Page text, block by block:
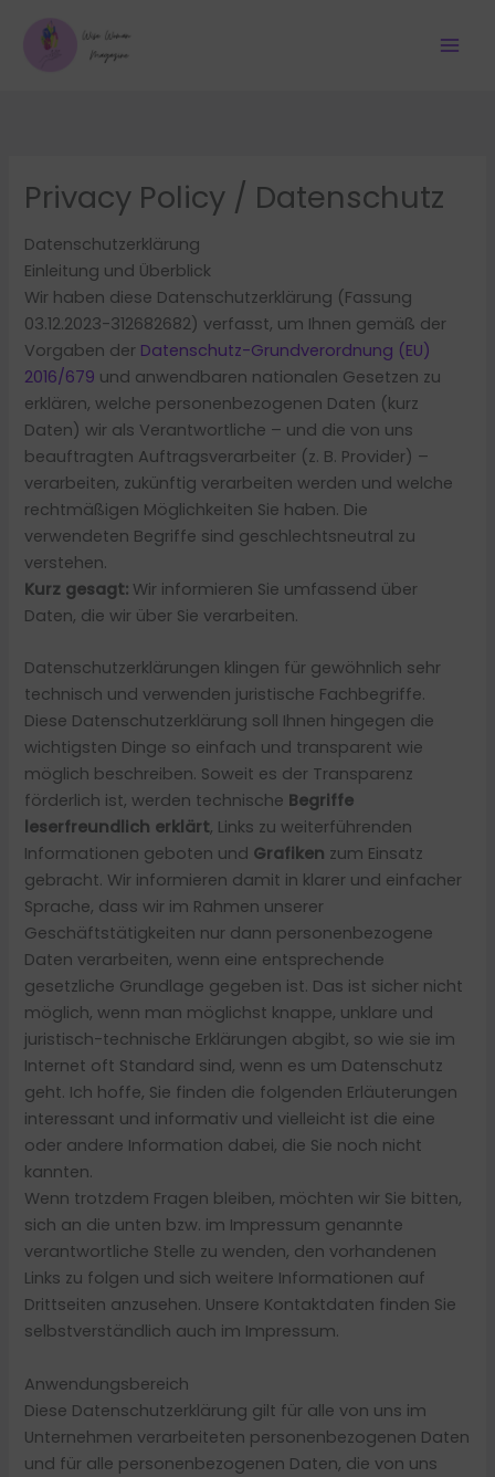
Inhalt
Privacy Policy / Datenschutz
Datenschutzerklärung
Einleitung und Überblick
Wir haben diese Datenschutzerklärung (Fassung
03.12.2023-312682682) verfasst, um Ihnen gemäß der
Vorgaben der Datenschutz-Grundverordnung (EU)
2016/679 und anwendbaren nationalen Gesetzen zu
erklären, welche personenbezogenen Daten (kurz
Daten) wir als Verantwortliche – und die von uns
beauftragten Auftragsverarbeiter (z. B. Provider) –
verarbeiten, zukünftig verarbeiten werden und welche
rechtmäßigen Möglichkeiten Sie haben. Die
verwendeten Begriffe sind geschlechtsneutral zu
verstehen.
Kurz gesagt: Wir informieren Sie umfassend über
Daten, die wir über Sie verarbeiten.
Datenschutzerklärungen klingen für gewöhnlich sehr
technisch und verwenden juristische Fachbegriffe.
Diese Datenschutzerklärung soll Ihnen hingegen die
wichtigsten Dinge so einfach und transparent wie
möglich beschreiben. Soweit es der Transparenz
förderlich ist, werden technische Begriffe
leserfreundlich erklärt, Links zu weiterführenden
Informationen geboten und Grafiken zum Einsatz
gebracht. Wir informieren damit in klarer und einfacher
Sprache, dass wir im Rahmen unserer
Geschäftstätigkeiten nur dann personenbezogene
Daten verarbeiten, wenn eine entsprechende
gesetzliche Grundlage gegeben ist. Das ist sicher nicht
möglich, wenn man möglichst knappe, unklare und
juristisch-technische Erklärungen abgibt, so wie sie im
Internet oft Standard sind, wenn es um Datenschutz
geht. Ich hoffe, Sie finden die folgenden Erläuterungen
interessant und informativ und vielleicht ist die eine
oder andere Information dabei, die Sie noch nicht
kannten.
Wenn trotzdem Fragen bleiben, möchten wir Sie bitten,
sich an die unten bzw. im Impressum genannte
verantwortliche Stelle zu wenden, den vorhandenen
Links zu folgen und sich weitere Informationen auf
Drittseiten anzusehen. Unsere Kontaktdaten finden Sie
selbstverständlich auch im Impressum.
Anwendungsbereich
Diese Datenschutzerklärung gilt für alle von uns im
Unternehmen verarbeiteten personenbezogenen Daten
und für alle personenbezogenen Daten, die von uns